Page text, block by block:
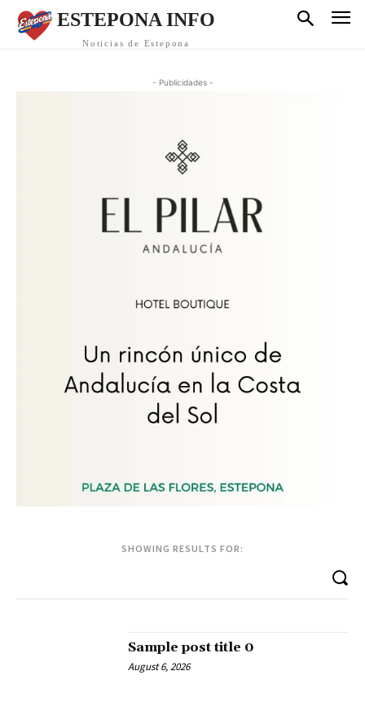
ESTEPONA INFO
Noticias de Estepona
- Publicidades -
SHOWING RESULTS FOR:
Sample post title 0
August 6, 2026